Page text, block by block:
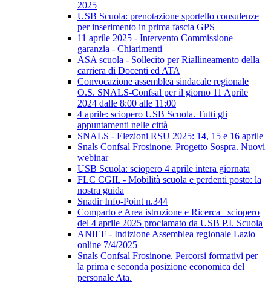
2025
USB Scuola: prenotazione sportello consulenze
per inserimento in prima fascia GPS
11 aprile 2025 - Intervento Commissione
garanzia - Chiarimenti
ASA scuola - Sollecito per Riallineamento della
carriera di Docenti ed ATA
Convocazione assemblea sindacale regionale
O.S. SNALS-Confsal per il giorno 11 Aprile
2024 dalle 8:00 alle 11:00
4 aprile: sciopero USB Scuola. Tutti gli
appuntamenti nelle città
SNALS - Elezioni RSU 2025: 14, 15 e 16 aprile
Snals Confsal Frosinone. Progetto Sospra. Nuovi
webinar
USB Scuola: sciopero 4 aprile intera giornata
FLC CGIL - Mobilità scuola e perdenti posto: la
nostra guida
Snadir Info-Point n.344
Comparto e Area istruzione e Ricerca_ sciopero
del 4 aprile 2025 proclamato da USB P.I. Scuola
ANIEF - Indizione Assemblea regionale Lazio
online 7/4/2025
Snals Confsal Frosinone. Percorsi formativi per
la prima e seconda posizione economica del
personale Ata.